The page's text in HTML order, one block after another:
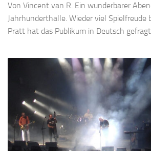
Von Vincent van R. Ein wunderbarer
Jahrhunderthalle. Wieder viel Spielfreude
Pratt hat das Publikum in Deutsch